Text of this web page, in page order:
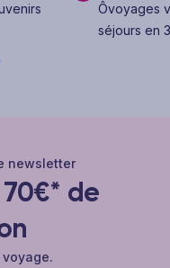
Ôvoyages
séjours en
newsletter
70€* de